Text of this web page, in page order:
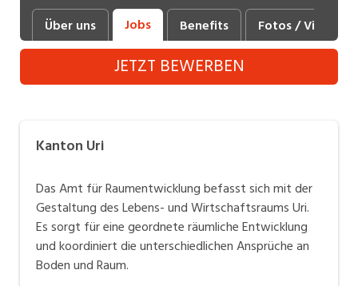
Industrie, Maschinenbau, Anlagenbau,
Produktion
Informatik, Telekommunikation
Mechanik, Elektronik, Optik (Fertigung)
Medizin, Gesundheitswesen, Pflege
Sicherheit, Rettung, Polizei, Zoll
Über uns Jobs Benefits Fotos / Videos
JETZT BEWERBEN
Kanton Uri
Das Amt für Raumentwicklung befasst sich mit der
Gestaltung des Lebens- und Wirtschaftsraums Uri.
Es sorgt für eine geordnete räumliche Entwicklung
und koordiniert die unterschiedlichen Ansprüche an
Boden und Raum.